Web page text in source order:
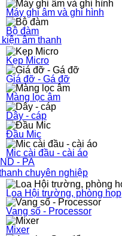
Máy ghi âm và ghi hình
Bộ đàm
kiện âm thanh
Kẹp Micro
Giá đỡ - Gá đỡ
Màng lọc âm
Dây - cáp
Đầu Mic
Mic cài đầu - cài áo
- PA
chuyên nghiệp
Loa Hội trường, phòng họp
Vang số - Processor
Mixer